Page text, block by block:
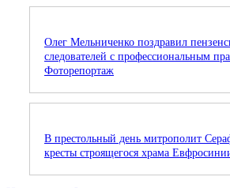
Олег Мельниченко поздравил
следователей с профессиональным
Фоторепортаж
В престольный день митрополит
кресты строящегося храма